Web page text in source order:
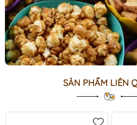
SẢN PHẨM LIÊN